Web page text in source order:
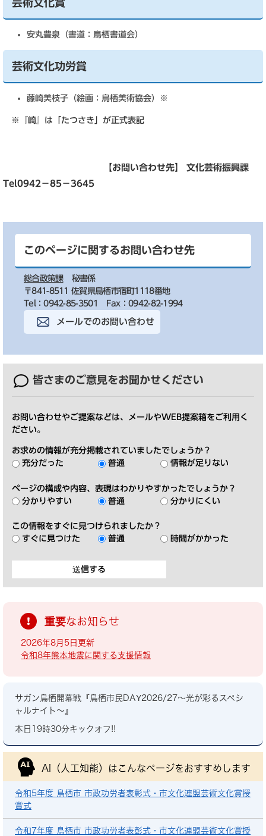
芸術文化賞
安丸豊泉（書道：鳥栖書道会）
芸術文化功労賞
藤崎美枝子（絵画：鳥栖美術協会）※
※『崎』は「たつさき」が正式表記
【お問い合わせ先】 文化芸術振興課
Tel0942－85－3645
このページに関するお問い合わせ先
総合政策課
秘書係
〒841-8511 佐賀県鳥栖市宿町1118番地
Tel：0942-85-3501
Fax：0942-82-1994
メールでのお問い合わせ
皆さまのご意見をお聞かせください
お問い合わせやご提案などは、メールやWEB提案箱をご利用く
ださい。
お求めの情報が充分掲載されていましたでしょうか？
充分だった
普通 情報が足りない
ページの構成や内容、表現はわかりやすかったでしょうか？
分かりやすい
普通 分かりにくい
この情報をすぐに見つけられましたか？
すぐに見つけた
普通 時間がかかった
重要なお知らせ
2026年8月5日更新
令和8年熊本地震に関する支援情報
サガン鳥栖開幕戦『鳥栖市民DAY2026/27～光が彩るスペシ
ャルナイト～』
本日19時30分キックオフ!!
AI（人工知能）は こんなページをおすすめします
令和5年度 鳥栖市 市政功労者表彰式・市文化連盟芸術文化賞授
賞式
令和7年度 鳥栖市 市政功労者表彰式・市文化連盟芸術文化賞授